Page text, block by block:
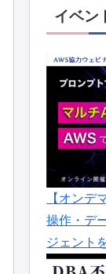
イベン
【オンデ
操作・デ
ジェント